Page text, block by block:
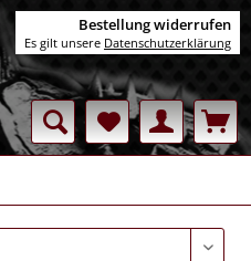
Bestellung widerrufen
Es gilt unsere Datenschutzerklärung